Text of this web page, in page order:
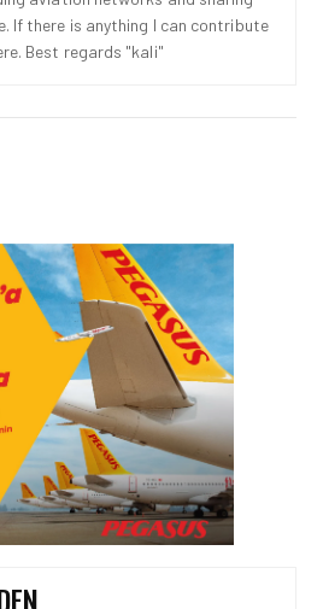
If there is anything I can contribute
Best regards "kali"
İŞ İLANLARI • 24 TEM 2026
AIR ARABIA AILESI
BÜYÜYOR! 2026 AÇIK
POZISYONLAR
İŞ İLANLARI • 16 MAY 2026
YENI DÖNEM BAŞLIYOR VE
EKIP ARKADAŞLARI
ARANIYOR